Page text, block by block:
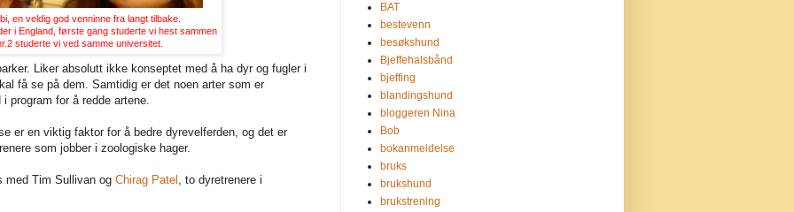
en veldig god venninne fra langt tilbake.
i England, første gang studerte vi hest sammen
studerte vi ved samme universitet.
Liker absolutt ikke konseptet med å ha dyr og fugler i
få se på dem. Samtidig er det noen arter som er
program for å redde artene.
er en viktig faktor for å bedre dyrevelferden, og det er
som jobber i zoologiske hager.
med Tim Sullivan og Chirag Patel , to dyretrenere i
BAT
bestevenn
besøkshund
Bjeffehalsbånd
bjeffing
blandingshund
bloggeren Nina
Bob
bokanmeldelse
bruks
brukshund
brukstrening